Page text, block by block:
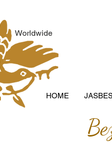
HOME
Worldwide